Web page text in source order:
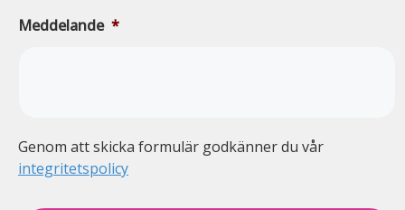
Meddelande *
Genom att skicka formulär godkänner du vår
integritetspolicy